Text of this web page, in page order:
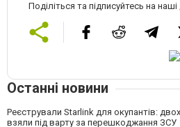
Поділіться та підписуйтесь на
Останні новини
Реєстрували Starlink для окупантів:
взяли під варту за перешкоджання ЗСУ